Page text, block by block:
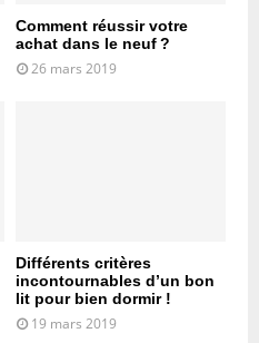
Comment réussir votre
achat dans le neuf ?
26 mars 2019
Différents critères
incontournables d’un bon
lit pour bien dormir !
19 mars 2019